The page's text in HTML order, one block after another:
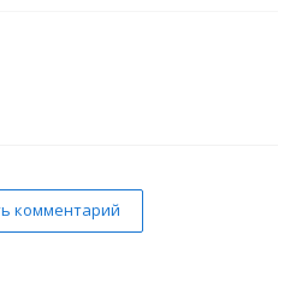
комментарий